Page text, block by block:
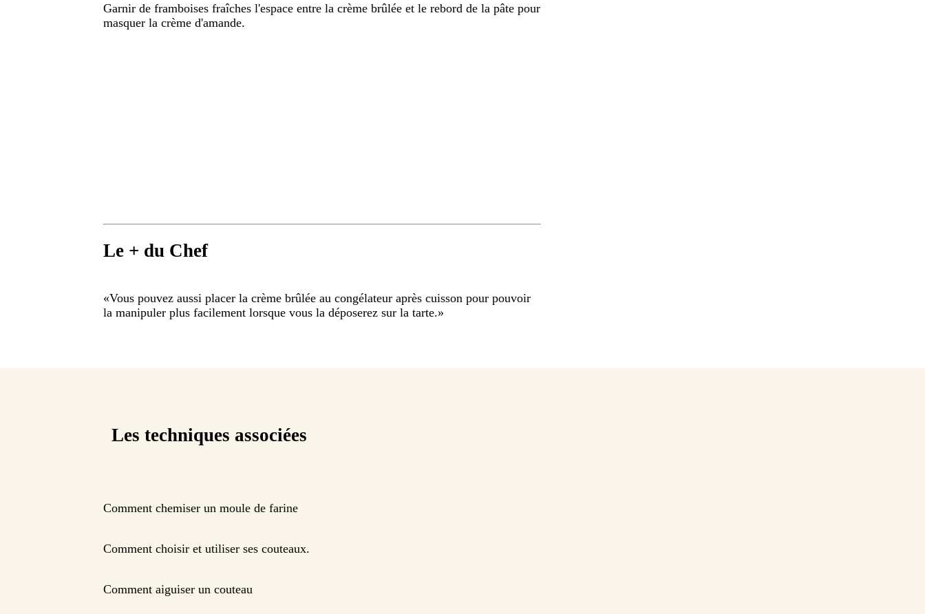
Garnir de framboises fraîches l'espace entre la crème brûlée et le rebord de la pâte pour
masquer la crème d'amande.
Le + du Chef
«Vous pouvez aussi placer la crème brûlée au congélateur après cuisson pour pouvoir
la manipuler plus facilement lorsque vous la déposerez sur la tarte.»
Les techniques associées
Comment chemiser un moule de farine
Comment choisir et utiliser ses couteaux.
Comment aiguiser un couteau